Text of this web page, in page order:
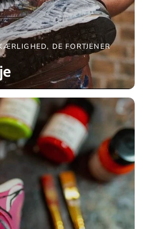
DE FORTJENER